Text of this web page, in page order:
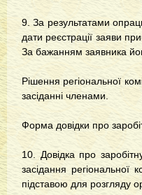
9. За результатами
дати реєстрації заяви
За бажанням заявника
Рішення регіональної
засіданні членами.
Форма довідки про
10. Довідка про
засідання регіональної
підставою для розгляду